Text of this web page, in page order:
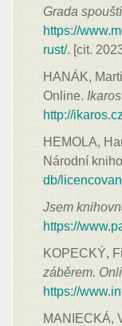
Grada
https://
rust/. [cit.
HANÁK,
Online. Ikaros
http://
HEMOLA,
Národní
db/
Jsem
https://
KOPECKÝ,
záběrem.
https://
MANIECKÁ,